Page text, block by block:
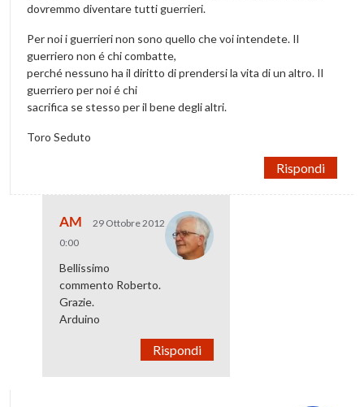
dovremmo diventare tutti guerrieri.
Per noi i guerrieri non sono quello che voi intendete. Il
guerriero non é chi combatte,
perché nessuno ha il diritto di prendersi la vita di un altro. Il
guerriero per noi é chi
sacrifica se stesso per il bene degli altri.
Toro Seduto
Rispondi
AM
29 Ottobre 2012
0:00
Bellissimo
commento Roberto.
Grazie.
Arduino
Rispondi